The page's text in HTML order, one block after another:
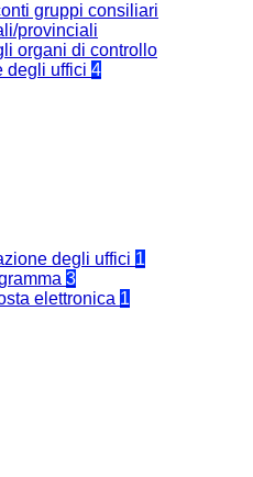
gruppi consiliari
provinciali
organi di controllo
degli uffici 4
degli uffici 1
3
elettronica 1